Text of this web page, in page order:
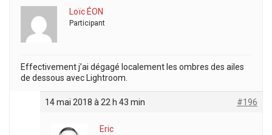
Loïc ÉON
Participant
Effectivement j’ai dégagé localement les ombres des ailes
de dessous avec Lightroom.
14 mai 2018 à 22 h 43 min #196
Eric